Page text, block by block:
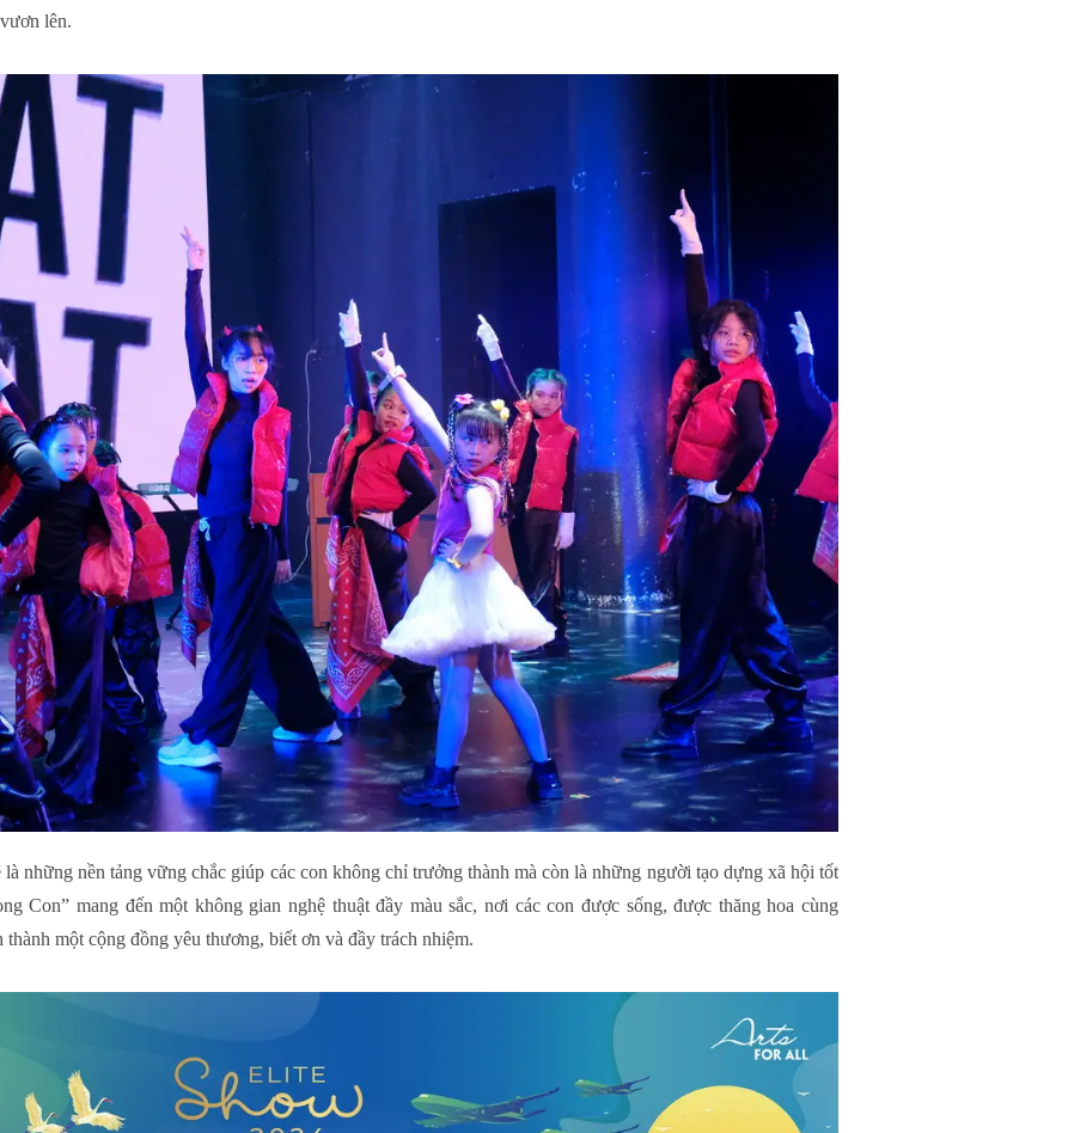
lên.
những nền tảng vững chắc giúp các con không chỉ trưởng thành mà còn là những người tạo dựng xã hội tốt
Con” mang đến một không gian nghệ thuật đầy màu sắc, nơi các con được sống, được thăng hoa cùng
một cộng đồng yêu thương, biết ơn và đầy trách nhiệm.